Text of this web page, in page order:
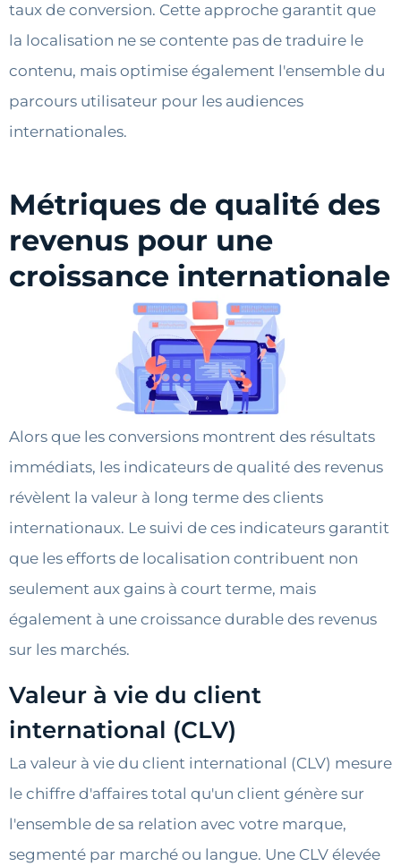
taux de conversion. Cette approche garantit que
la localisation ne se contente pas de traduire le
contenu, mais optimise également l'ensemble du
parcours utilisateur pour les audiences
internationales.
Métriques de qualité des
revenus pour une
croissance internationale
Alors que les conversions montrent des résultats
immédiats, les indicateurs de qualité des revenus
révèlent la valeur à long terme des clients
internationaux. Le suivi de ces indicateurs garantit
que les efforts de localisation contribuent non
seulement aux gains à court terme, mais
également à une croissance durable des revenus
sur les marchés.
Valeur à vie du client
international (CLV)
La valeur à vie du client international (CLV) mesure
le chiffre d'affaires total qu'un client génère sur
l'ensemble de sa relation avec votre marque,
segmenté par marché ou langue. Une CLV élevée